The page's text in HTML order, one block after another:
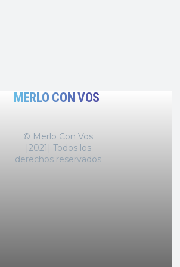
MERLO CON VOS
© Merlo Con Vos
|2021| Todos los
derechos reservados